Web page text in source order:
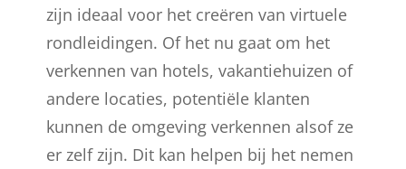
zijn ideaal voor het creëren van virtuele
rondleidingen. Of het nu gaat om het
verkennen van hotels, vakantiehuizen of
andere locaties, potentiële klanten
kunnen de omgeving verkennen alsof ze
er zelf zijn. Dit kan helpen bij het nemen